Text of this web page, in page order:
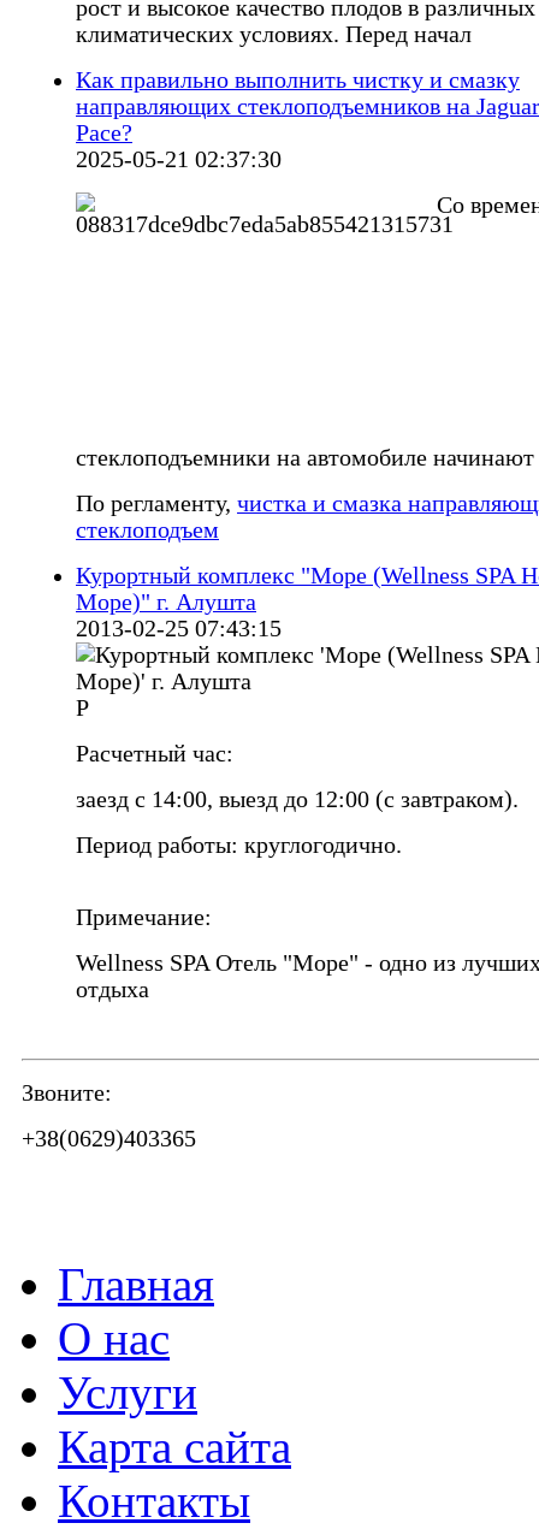
рост и высокое качество плодов в различных
климатических условиях. Перед начал
Как правильно выполнить чистку и смазку
направляющих стеклоподъемников на
Pace?
2025-05-21 02:37:30
Со
стеклоподъемники на автомобиле начинают
По регламенту, чистка и смазка
стеклоподъем
Курортный комплекс "Море (Wellness SPA
Море)" г. Алушта
2013-02-25 07:43:15
Р
Расчетный час:
заезд с 14:00, выезд до 12:00 (с завтраком).
Период работы: круглогодично.
Примечание:
Wellness SPA Отель "Море" - одно из
отдыха
Звоните:
+38(0629)403365
Главная
О нас
Услуги
Карта сайта
Контакты